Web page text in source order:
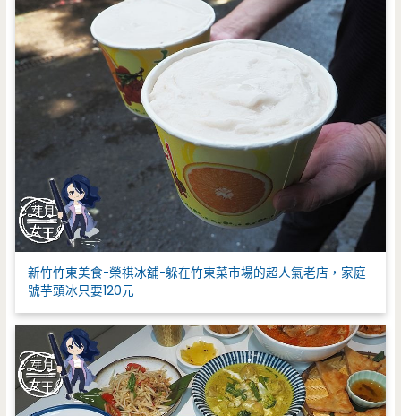
新竹竹東美食-榮祺冰舖-躲在竹東菜市場的超人氣老店，家庭
號芋頭冰只要120元